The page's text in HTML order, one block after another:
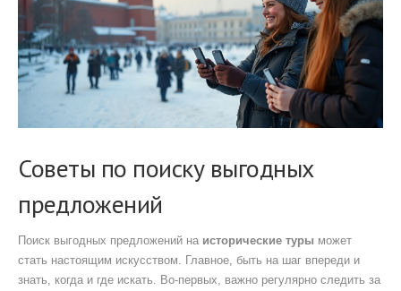
Советы по поиску выгодных
предложений
Поиск выгодных предложений на исторические туры может
стать настоящим искусством. Главное, быть на шаг впереди и
знать, когда и где искать. Во-первых, важно регулярно следить за